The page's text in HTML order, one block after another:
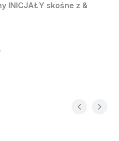
INICJAŁY skośne z &